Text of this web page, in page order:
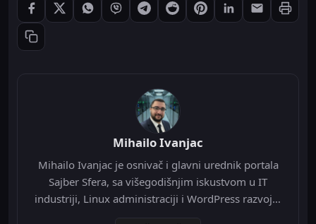
Podeli: Facebook
Podeli: XPodeli: WhatsApp
Podeli: Viber
Podeli: Telegram
Podeli: Reddit
Podeli: Pinterest
Podeli: LinkedIn
Podeli:
Kopiraj link
Mihailo Ivanjac
Mihailo Ivanjac je osnivač i glavni urednik portala
Sajber Sfera, sa višegodišnjim iskustvom u IT
industriji, Linux administraciji i WordPress razvoju.